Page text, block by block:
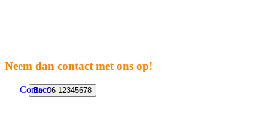
Neem dan contact met ons op!
Bel 06-12345678
Contact